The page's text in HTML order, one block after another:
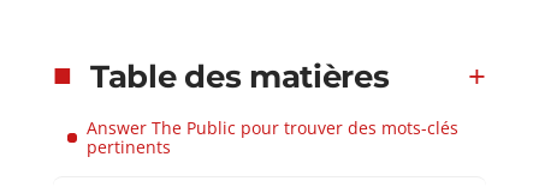
Table des matières
Answer The Public pour trouver des mots-clés
pertinents